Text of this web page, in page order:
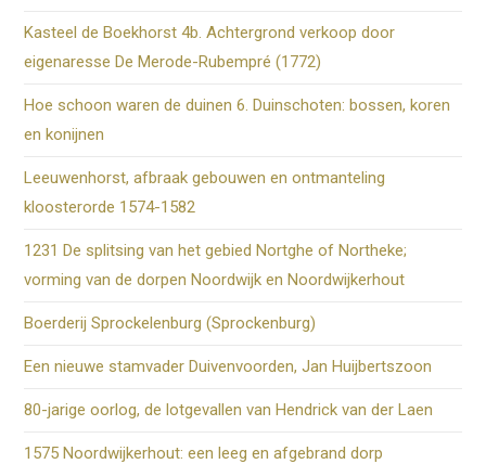
Kasteel de Boekhorst 4b. Achtergrond verkoop door
eigenaresse De Merode-Rubempré (1772)
Hoe schoon waren de duinen 6. Duinschoten: bossen, koren
en konijnen
Leeuwenhorst, afbraak gebouwen en ontmanteling
kloosterorde 1574-1582
1231 De splitsing van het gebied Nortghe of Northeke;
vorming van de dorpen Noordwijk en Noordwijkerhout
Boerderij Sprockelenburg (Sprockenburg)
Een nieuwe stamvader Duivenvoorden, Jan Huijbertszoon
80-jarige oorlog, de lotgevallen van Hendrick van der Laen
1575 Noordwijkerhout: een leeg en afgebrand dorp